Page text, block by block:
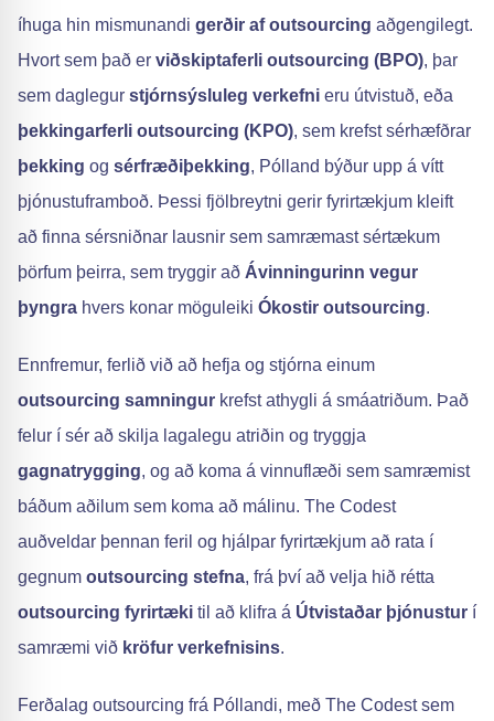
íhuga hin mismunandi gerðir af outsourcing aðgengilegt.
Hvort sem það er viðskiptaferli outsourcing (BPO), þar
sem daglegur stjórnsýsluleg verkefni eru útvistuð, eða
þekkingarferli outsourcing (KPO), sem krefst sérhæfðrar
þekking og sérfræðiþekking, Pólland býður upp á vítt
þjónustuframboð. Þessi fjölbreytni gerir fyrirtækjum kleift
að finna sérsniðnar lausnir sem samræmast sértækum
þörfum þeirra, sem tryggir að Ávinningurinn vegur
þyngra hvers konar möguleiki Ókostir outsourcing.
Ennfremur, ferlið við að hefja og stjórna einum
outsourcing samningur krefst athygli á smáatriðum. Það
felur í sér að skilja lagalegu atriðin og tryggja
gagnatrygging, og að koma á vinnuflæði sem samræmist
báðum aðilum sem koma að málinu. The Codest
auðveldar þennan feril og hjálpar fyrirtækjum að rata í
gegnum outsourcing stefna, frá því að velja hið rétta
outsourcing fyrirtæki til að klifra á Útvistaðar þjónustur í
samræmi við kröfur verkefnisins.
Ferðalag outsourcing frá Póllandi, með The Codest sem